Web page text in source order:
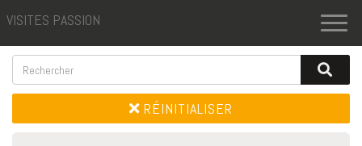
VISITES PASSION
RÉINITIALISER